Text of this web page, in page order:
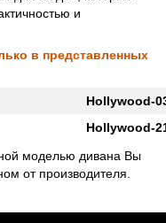
и
в представленных
Hollywood-
Hollywood-
моделью дивана Вы
от производителя.